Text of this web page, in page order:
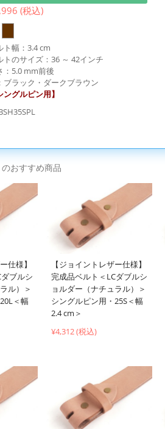
(税込)
ト幅：3.4 cm
トのサイズ：36 ～ 42インチ
：5.0 mm前後
ブラック・ダークブラウン
ングルピン用】
のおすすめ商品
仕様】
ブルシ
ル）＞
＜幅
【ジョイントレザー仕様】
完成品ベルト＜LCダブルシ
ョルダー（ナチュラル）＞
シングルピン用・25S＜幅
2.4 cm＞
¥4,312 (税込)